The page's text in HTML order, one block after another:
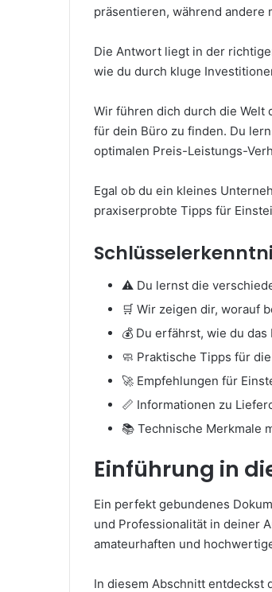
präsentieren, während andere
Die Antwort liegt in der
wie du durch kluge
Wir führen dich durch die Welt
für dein Büro zu finden. Du
optimalen Preis-Leistungs-
Egal ob du ein kleines
praxiserprobte Tipps für
⚠️ Du lernst die
🛒 Wir zeigen dir, worauf
💰 Du erfährst, wie du
🧼 Praktische Tipps für
🚀 Empfehlungen für
📏 Informationen zu
📚 Technische Merkmale
Einführung in
Ein perfekt gebundenes
und Professionalität in deiner
amateurhaften und
In diesem Abschnitt entdeckst